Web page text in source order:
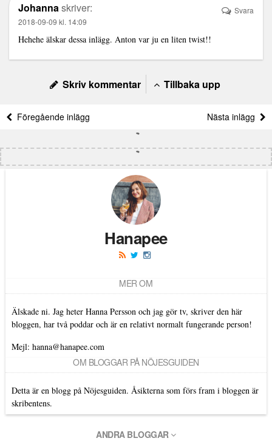
Johannaskriver:
2018-09-09 kl. 14:09
Hehehe älskar dessa inlägg. Anton var ju en liten twist!!
Svara
Skriv kommentar Tillbaka upp
Föregående inlägg Nästa inlägg
Hanapee
MER OM
Älskade ni. Jag heter Hanna Persson och jag gör tv, skriver den här
bloggen, har två poddar och är en relativt normalt fungerande person!
Mejl: hanna@hanapee.com
OM BLOGGAR PÅ NÖJESGUIDEN
Detta är en blogg på Nöjesguiden. Åsikterna som förs fram i bloggen är
skribentens.
ANDRA BLOGGAR